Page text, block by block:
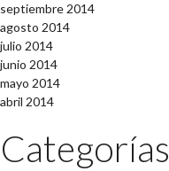
septiembre 2014
agosto 2014
julio 2014
junio 2014
mayo 2014
abril 2014
Categorías